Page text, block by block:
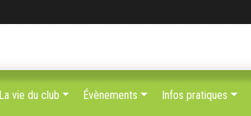
La vie du club Évènements Infos pratiques